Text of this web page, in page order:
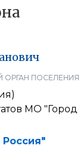
ОРГАН ПОСЕЛЕНИЯ
МО "Город